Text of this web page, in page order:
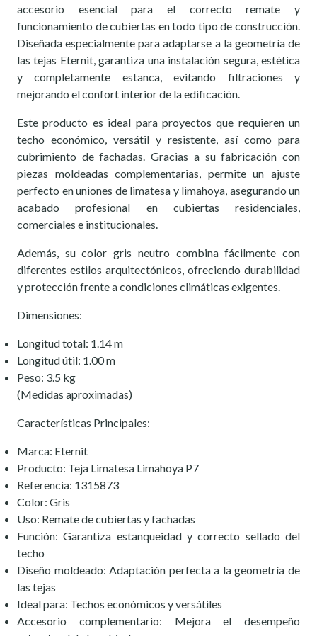
accesorio esencial para el correcto remate y
funcionamiento de cubiertas en todo tipo de construcción.
Diseñada especialmente para adaptarse a la geometría de
las tejas Eternit, garantiza una instalación segura, estética
y completamente estanca, evitando filtraciones y
mejorando el confort interior de la edificación.
Este producto es ideal para proyectos que requieren un
techo económico, versátil y resistente, así como para
cubrimiento de fachadas. Gracias a su fabricación con
piezas moldeadas complementarias, permite un ajuste
perfecto en uniones de limatesa y limahoya, asegurando un
acabado profesional en cubiertas residenciales,
comerciales e institucionales.
Además, su color gris neutro combina fácilmente con
diferentes estilos arquitectónicos, ofreciendo durabilidad
y protección frente a condiciones climáticas exigentes.
Dimensiones:
Longitud total: 1.14 m
Longitud útil: 1.00 m
Peso: 3.5 kg
(Medidas aproximadas)
Características Principales:
Marca: Eternit
Producto: Teja Limatesa Limahoya P7
Referencia: 1315873
Color: Gris
Uso: Remate de cubiertas y fachadas
Función: Garantiza estanqueidad y correcto sellado del
techo
Diseño moldeado: Adaptación perfecta a la geometría de
las tejas
Ideal para: Techos económicos y versátiles
Accesorio complementario: Mejora el desempeño